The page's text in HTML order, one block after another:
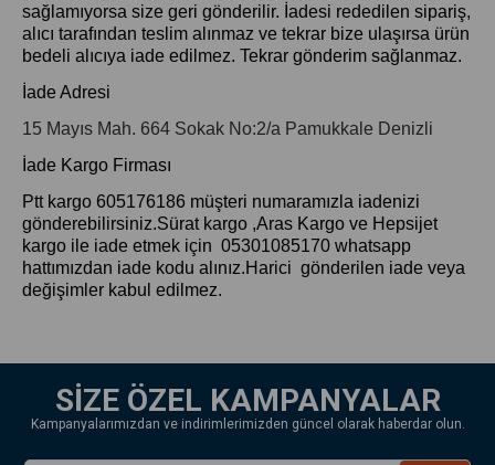
sağlamıyorsa size geri gönderilir. İadesi rededilen sipariş,
alıcı tarafından teslim alınmaz ve tekrar bize ulaşırsa ürün
bedeli alıcıya iade edilmez. Tekrar gönderim sağlanmaz.
İade Adresi
15 Mayıs Mah. 664 Sokak No:2/a Pamukkale Denizli
İade Kargo Firması
Ptt kargo 605176186 müşteri numaramızla iadenizi
gönderebilirsiniz.Sürat kargo ,Aras Kargo ve Hepsijet
kargo ile iade etmek için 05301085170 whatsapp
hattımızdan iade kodu alınız.Harici gönderilen iade veya
değişimler kabul edilmez.
SİZE ÖZEL KAMPANYALAR
Kampanyalarımızdan ve indirimlerimizden güncel olarak haberdar olun.